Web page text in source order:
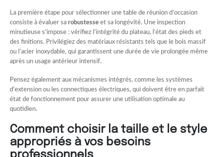
La première étape pour sélectionner une table de réunion d’occasion
consiste à évaluer sa robustesse et sa longévité. Une inspection
minutieuse s’impose : vérifiez l’intégrité du plateau, l’état des pieds et
des finitions. Privilégiez des matériaux résistants tels que le bois massif
ou l’acier inoxydable, qui garantissent une durée de vie prolongée même
après un usage antérieur intensif.
Pensez également aux mécanismes intégrés, comme les systèmes
d’extension ou les connectiques électriques, qui doivent être en parfait
état de fonctionnement pour assurer une utilisation optimale au
quotidien.
Comment choisir la taille et le style
appropriés à vos besoins
professionnels